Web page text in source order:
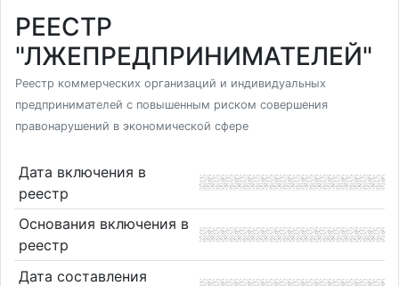
РЕЕСТР
"ЛЖЕПРЕДПРИНИМАТЕЛЕЙ"
Реестр коммерческих организаций и индивидуальных
предпринимателей с повышенным риском совершения
правонарушений в экономической сфере
Дата включения в
реестр
Основания включения в
реестр
Дата составления